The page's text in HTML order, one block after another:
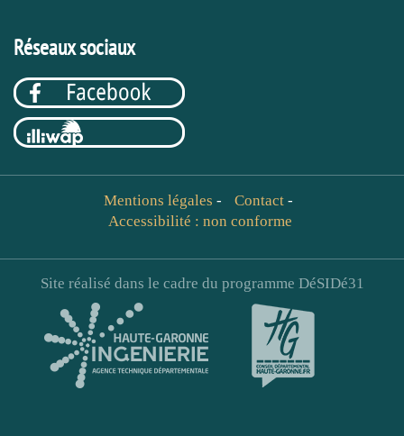
Réseaux sociaux
Mentions légales - Contact-
Accessibilité : non conforme
Site réalisé dans le cadre du programme DéSIDé31